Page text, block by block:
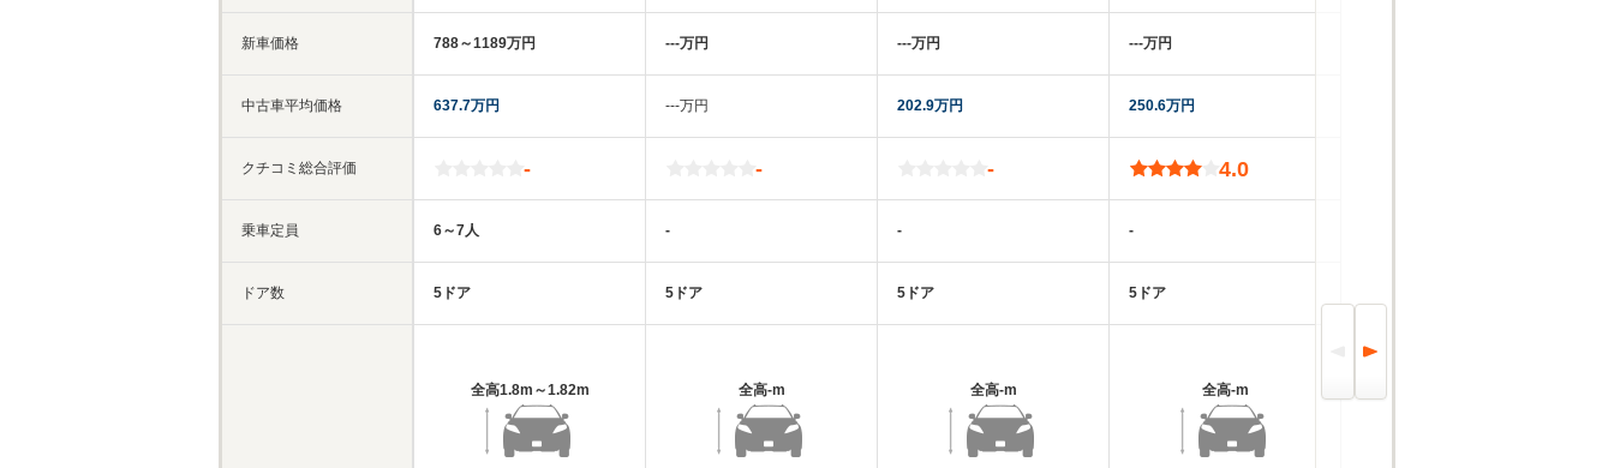
新車価格
中古車平均価格
クチコミ総合評価
乗車定員
ドア数
788～1189万円
637.7万円
-
6～7人
5ドア
全高1.8m～1.82m
‐‐‐万円
‐‐‐万円
-
-
5ドア
全高-m
‐‐‐万円
202.9万円
-
-
5ドア
全高-m
‐‐‐万円
250.6万円
4.0
-
5ドア
全高-m